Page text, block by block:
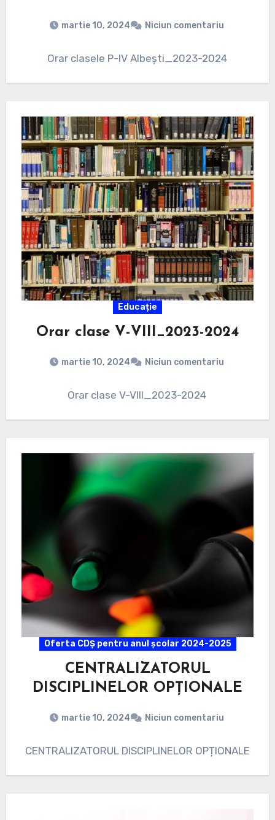
martie 10, 2024 Niciun comentariu
Orar clasele P-IV Albești_2023-2024
Educație
Orar clase V-VIII_2023-2024
martie 10, 2024 Niciun comentariu
Orar clase V-VIII_2023-2024
Oferta CDȘ pentru anul școlar 2024-2025
CENTRALIZATORUL
DISCIPLINELOR OPȚIONALE
martie 10, 2024 Niciun comentariu
CENTRALIZATORUL DISCIPLINELOR OPȚIONALE